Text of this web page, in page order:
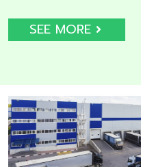
SEE MORE